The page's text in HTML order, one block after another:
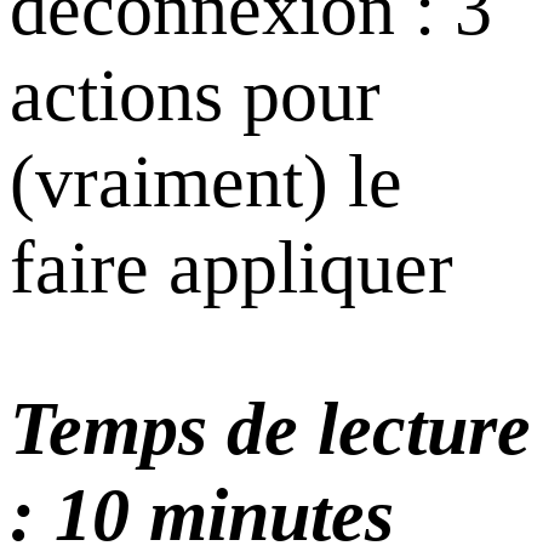
actions pour
(vraiment) le
faire appliquer
Temps de lecture
: 10 minutes